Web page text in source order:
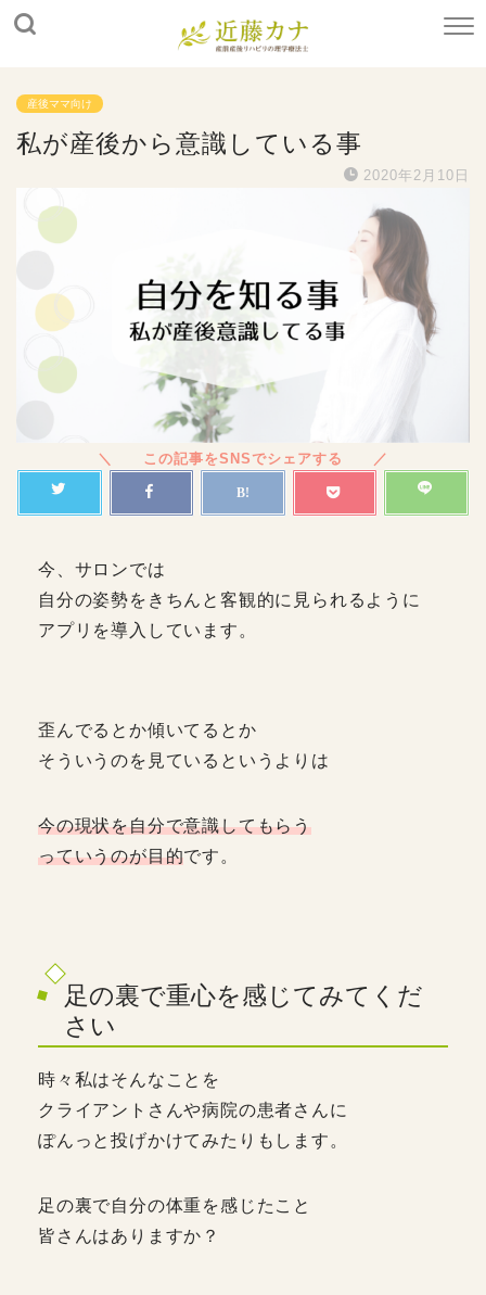
産後ママ向け
私が産後から意識している事
2020年2月10日
今、サロンでは
自分の姿勢をきちんと客観的に見られるように
アプリを導入しています。
歪んでるとか傾いてるとか
そういうのを見ているというよりは
今の現状を自分で意識してもらう
っていうのが目的です。
足の裏で重心を感じてみてくだ
さい
時々私はそんなことを
クライアントさんや病院の患者さんに
ぽんっと投げかけてみたりもします。
足の裏で自分の体重を感じたこと
皆さんはありますか？